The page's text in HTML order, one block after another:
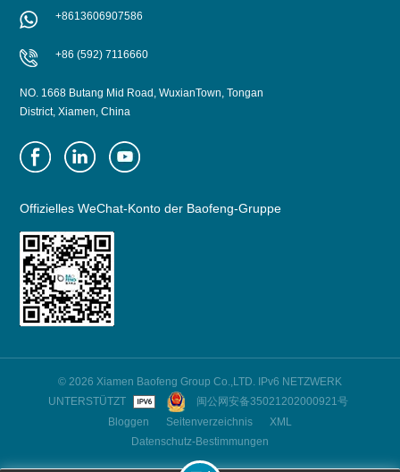
+8613606907586
+86 (592) 7116660
NO. 1668 Butang Mid Road, WuxianTown, Tongan
District, Xiamen, China
Offizielles WeChat-Konto der Baofeng-Gruppe
© 2026 Xiamen Baofeng Group Co.,LTD. IPv6 NETZWERK
UNTERSTÜTZT
闽公网安备35021202000921号
Bloggen
Seitenverzeichnis
XML
Datenschutz-Bestimmungen